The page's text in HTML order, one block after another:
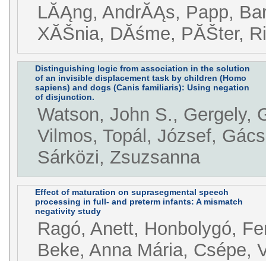
LĂĄng, AndrĂĄs, Papp,
XĂŠnia, DĂśme, PĂŠter,
Distinguishing logic from association in the solution
of an invisible displacement task by children (Homo
sapiens) and dogs (Canis familiaris): Using negation
of disjunction.
Watson, John S., Gergely,
Vilmos, Topál, József,
Sárközi, Zsuzsanna
Effect of maturation on suprasegmental speech
processing in full- and preterm infants: A mismatch
negativity study
Ragó, Anett, Honbolygó,
Beke, Anna Mária, Csépe,